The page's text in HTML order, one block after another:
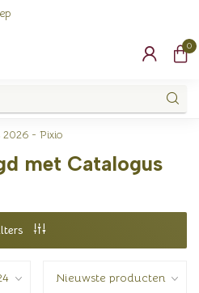
0
2026 - Pixio
met Catalogus